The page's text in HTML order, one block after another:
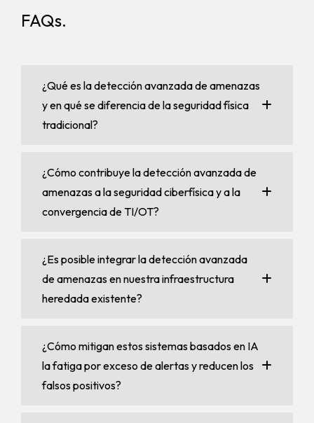
FAQs.
¿Qué es la detección avanzada de amenazas
y en qué se diferencia de la seguridad física
tradicional?
¿Cómo contribuye la detección avanzada de
amenazas a la seguridad ciberfísica y a la
convergencia de TI/OT?
¿Es posible integrar la detección avanzada
de amenazas en nuestra infraestructura
heredada existente?
¿Cómo mitigan estos sistemas basados ​​en IA
la fatiga por exceso de alertas y reducen los
falsos positivos?